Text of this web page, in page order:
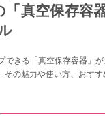
「真空保存容
できる「真空保存容器」
の魅力や使い方、おす